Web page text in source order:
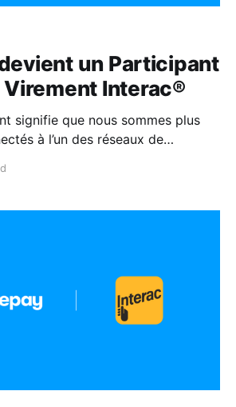
un Participant
Interac®
signifie que nous sommes plus
à l’un des réseaux de